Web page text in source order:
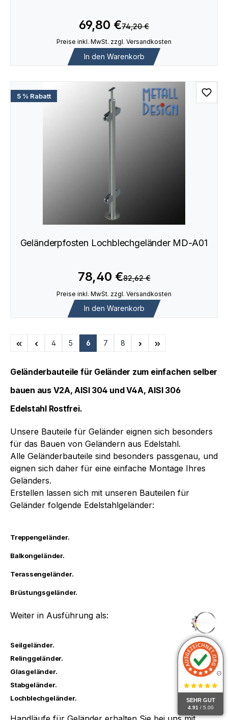
SEHR GUT
4.91 / 5.00
69,80 €74,20 €
Preise inkl. MwSt. zzgl. Versandkosten
In den Warenkorb
5 % Rabatt
Geländerpfosten Lochblechgeländer MD-A01
78,40 €82,62 €
Preise inkl. MwSt. zzgl. Versandkosten
In den Warenkorb
Seite
4
Seite
5
Seite
6
Seite
7
Seite
8
Geländerbauteile für Geländer zum einfachen selber
bauen aus V2A, AISI 304 und V4A, AISI 306
Edelstahl Rostfrei.
Unsere Bauteile für Geländer eignen sich besonders
für das Bauen von Geländern aus Edelstahl.
Alle Geländerbauteile sind besonders passgenau, und
eignen sich daher für eine einfache Montage Ihres
Geländers.
Erstellen lassen sich mit unseren Bauteilen für
Geländer folgende Edelstahlgeländer:
Treppengeländer.
Balkongeländer.
Terassengeländer.
Brüstungsgeländer.
Weiter in Ausführung als:
Seilgeländer.
Relinggeländer.
Glasgeländer.
Stabgeländer.
Lochblechgeländer.